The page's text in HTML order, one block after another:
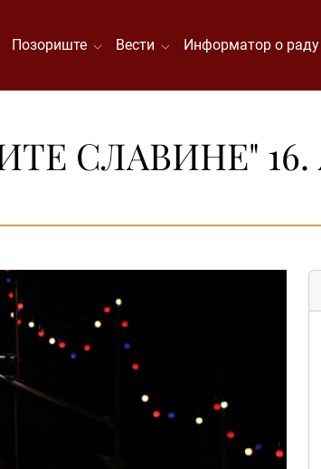
Позориште Вести Информатор о раду
СЛАВИНЕ"